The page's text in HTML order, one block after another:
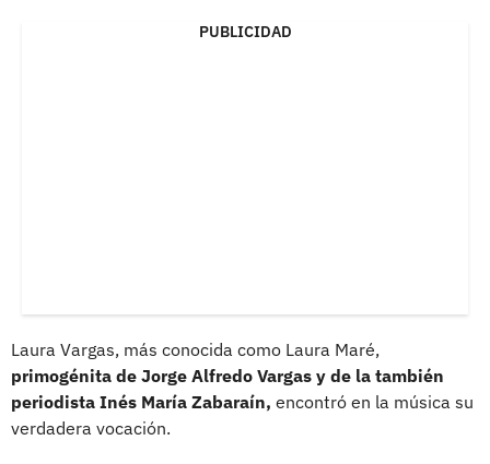
PUBLICIDAD
Laura Vargas, más conocida como Laura Maré,
primogénita de Jorge Alfredo Vargas y de la también
periodista Inés María Zabaraín, encontró en la música su
verdadera vocación.